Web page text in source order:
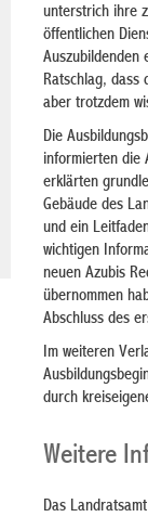
unterstrich ihre
öffentlichen
Auszubildenden
Ratschlag, dass
aber trotzdem
Die
informierten die
erklärten
Gebäude des
und ein
wichtigen
neuen Azubis
übernommen
Abschluss des
Im weiteren
durch
Weitere
Das